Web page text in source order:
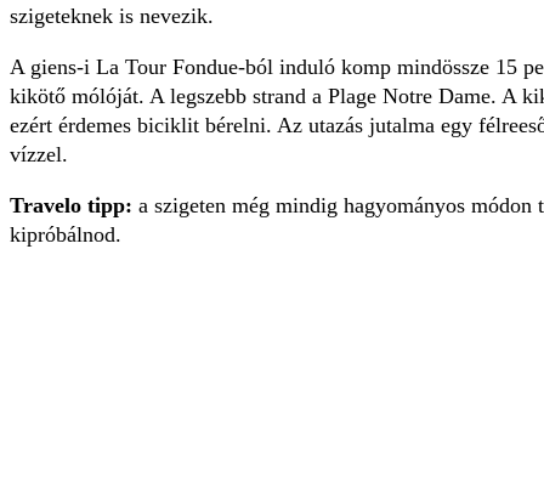
szigeteknek is nevezik.
A giens-i La Tour Fondue-ból induló komp mindössze 15
kikötő mólóját. A legszebb strand a Plage Notre Dame. A
ezért érdemes biciklit bérelni. Az utazás jutalma egy
vízzel.
Travelo tipp: a szigeten még mindig hagyományos módon
kipróbálnod.